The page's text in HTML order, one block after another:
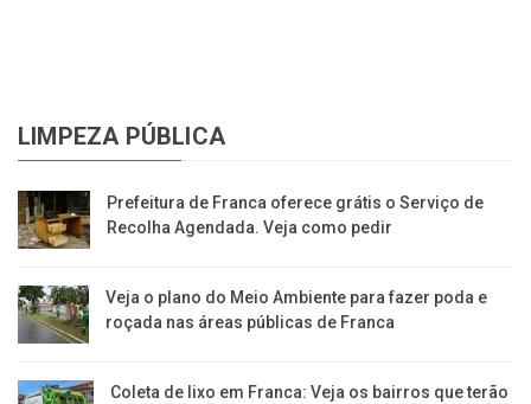
LIMPEZA PÚBLICA
Prefeitura de Franca oferece grátis o Serviço de
Recolha Agendada. Veja como pedir
Veja o plano do Meio Ambiente para fazer poda e
roçada nas áreas públicas de Franca
Coleta de lixo em Franca: Veja os bairros que terão